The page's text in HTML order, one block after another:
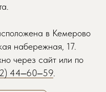
в Кемерово
набережная, 17.
через сайт или по
44‒60‒59.